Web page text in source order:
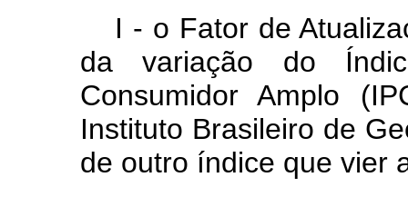
I - o Fator de
da variação do
Consumidor Amplo
Instituto Brasileiro de
de outro índice que vier